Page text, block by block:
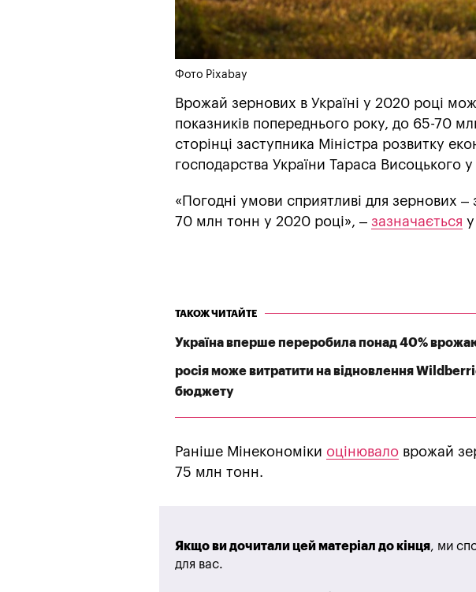
Фото Pixabay
Врожай зернових в Україні у 2020 році
показників попереднього року, до 65-70
сторінці заступника Міністра розвитку
господарства України Тараса Висоцького
«Погодні умови сприятливі для зернових
70 млн тонн у 2020 році», – зазначається
ТАКОЖ ЧИТАЙТЕ
Україна вперше переробила понад 40%
росія може витратити на відновлення
бюджету
Раніше Мінекономіки оцінювало врожай
75 млн тонн.
Якщо ви дочитали цей матеріал до кінця, ми
для вас.